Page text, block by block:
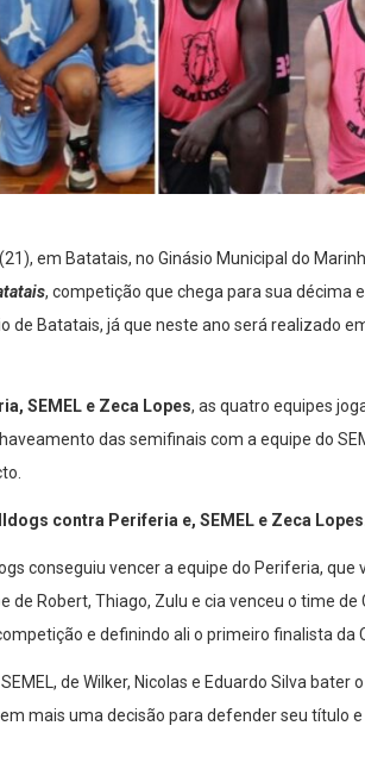
em Batatais, no Ginásio Municipal do
, competição que chega para sua décima
de Batatais, já que neste ano será realizado
SEMEL e Zeca Lopes, as quatro equipes
das semifinais com a equipe do
contra Periferia e, SEMEL e Zeca
conseguiu vencer a equipe do Periferia, que
de Robert, Thiago, Zulu e cia venceu o time de
e definindo ali o primeiro finalista da
de Wilker, Nicolas e Eduardo Silva bater
mais uma decisão para defender seu título